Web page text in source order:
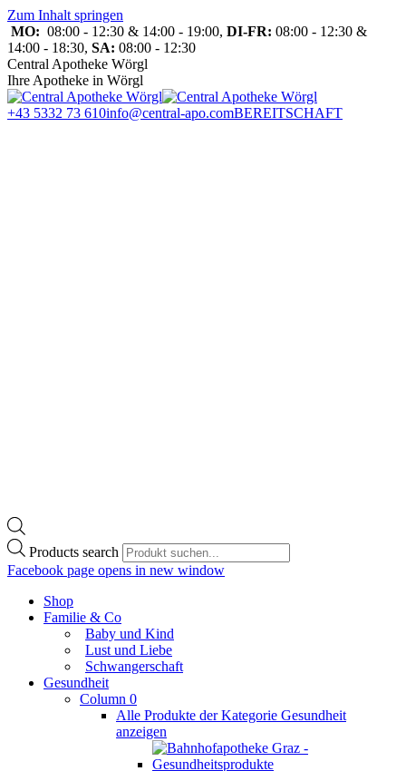
Zum Inhalt springen
MO: 08:00 - 12:30 & 14:00 - 19:00, DI-FR: 08:00 - 12:30 &
14:00 - 18:30, SA: 08:00 - 12:30
Central Apotheke Wörgl
Ihre Apotheke in Wörgl
+43 5332 73 610info@central-apo.comBEREITSCHAFT
Products search
Facebook page opens in new window
Shop
Familie & Co
Baby und Kind
Lust und Liebe
Schwangerschaft
Gesundheit
Column 0
Alle Produkte der Kategorie Gesundheit
anzeigen